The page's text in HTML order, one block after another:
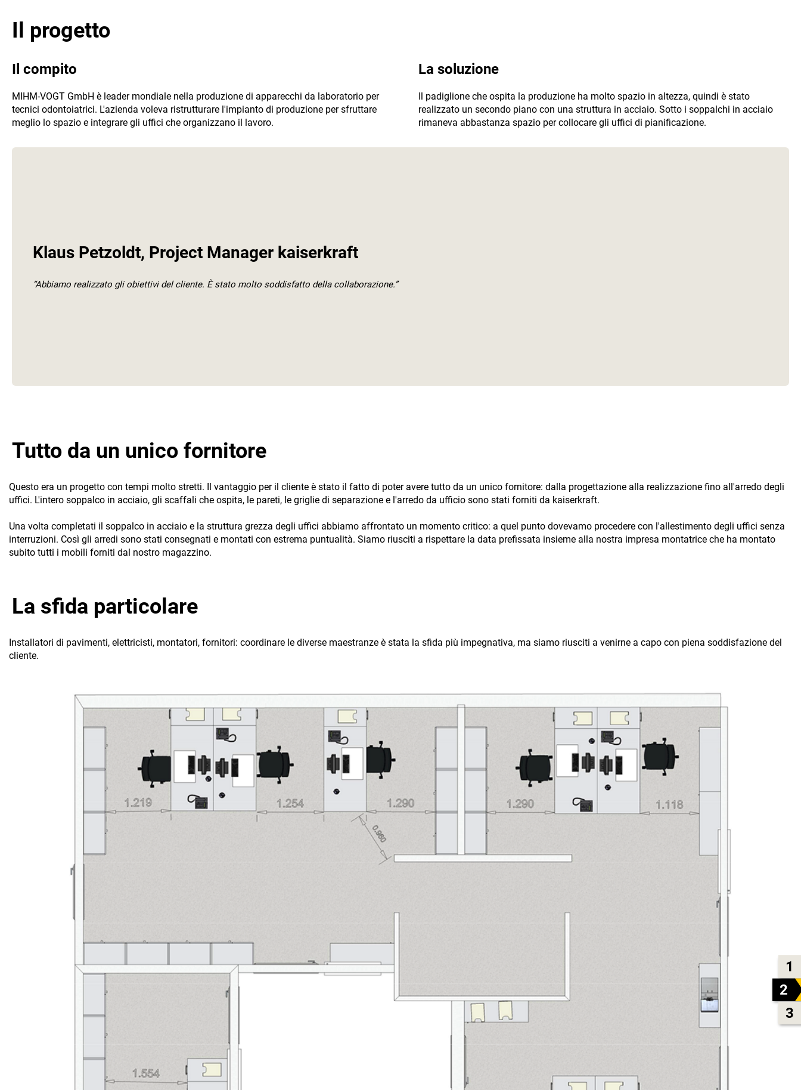
1
2
3
Il progetto
Il compito
MIHM-VOGT GmbH è leader mondiale nella produzione di apparecchi da laboratorio per
tecnici odontoiatrici. L'azienda voleva ristrutturare l'impianto di produzione per sfruttare
meglio lo spazio e integrare gli uffici che organizzano il lavoro.
La soluzione
Il padiglione che ospita la produzione ha molto spazio in altezza, quindi è stato
realizzato un secondo piano con una struttura in acciaio. Sotto i soppalchi in acciaio
rimaneva abbastanza spazio per collocare gli uffici di pianificazione.
Klaus Petzoldt, Project Manager kaiserkraft
“Abbiamo realizzato gli obiettivi del cliente. È stato molto soddisfatto della collaborazione.”
Tutto da un unico fornitore
Questo era un progetto con tempi molto stretti. Il vantaggio per il cliente è stato il fatto di poter avere tutto da un unico fornitore: dalla progettazione alla realizzazione fino all'arredo degli
uffici. L'intero soppalco in acciaio, gli scaffali che ospita, le pareti, le griglie di separazione e l'arredo da ufficio sono stati forniti da kaiserkraft.
Una volta completati il soppalco in acciaio e la struttura grezza degli uffici abbiamo affrontato un momento critico: a quel punto dovevamo procedere con l'allestimento degli uffici senza
interruzioni. Così gli arredi sono stati consegnati e montati con estrema puntualità. Siamo riusciti a rispettare la data prefissata insieme alla nostra impresa montatrice che ha montato
subito tutti i mobili forniti dal nostro magazzino.
La sfida particolare
Installatori di pavimenti, elettricisti, montatori, fornitori: coordinare le diverse maestranze è stata la sfida più impegnativa, ma siamo riusciti a venirne a capo con piena soddisfazione del
cliente.